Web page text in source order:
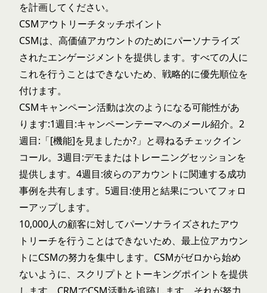
を計画してください。
CSMアウトリーチタッチポイント
CSMは、高価値アカウントのためにパーソナライズ
されたエンゲージメントを提供します。すべての人に
これを行うことはできないため、戦略的に優先順位を
付けます。
CSMキャンペーン活動は次のようになる可能性があ
ります:1週目:キャンペーンテーマへのメール紹介。2
週目:「[機能]を見ましたか?」と尋ねるチェックイン
コール。3週目:デモまたはトレーニングセッションを
提供します。4週目:彼らのアカウントに関連する成功
事例を共有します。5週目:使用と結果についてフォロ
ーアップします。
10,000人の顧客に対してパーソナライズされたアウ
トリーチを行うことはできないため、最上位アカウン
トにCSMの努力を集中します。CSMがゼロから始め
ないように、スクリプトとトーキングポイントを提供